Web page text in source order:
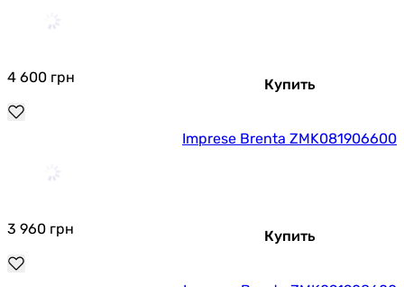
4 600 грн Купить
Imprese Brenta ZMK081906600
3 960 грн Купить